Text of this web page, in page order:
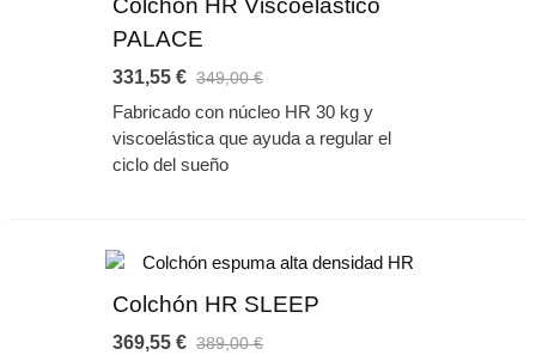
Colchón HR Viscoelástico
PALACE
331,55 € 349,00 €
Fabricado con núcleo HR 30 kg y
viscoelástica que ayuda a regular el
ciclo del sueño
Colchón HR SLEEP
369,55 € 389,00 €